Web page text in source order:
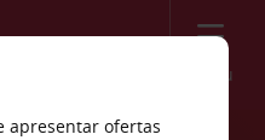
Menu
apresentar ofertas